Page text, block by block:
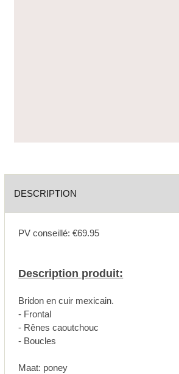
DESCRIPTION
PV conseillé: €69.95
Description produit:
Bridon en cuir mexicain.
- Frontal
- Rênes caoutchouc
- Boucles
Maat: poney